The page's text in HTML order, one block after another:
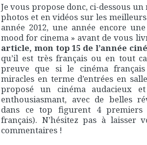
Je vous propose donc, ci-dessous
photos et en vidéos sur les
année 2012, une année encore
mood for cinema » avant de vous
article, mon top 15 de l’année
qu’il est très français ou en tout
preuve que si le cinéma
miracles en terme d’entrées en
proposé un cinéma audacieux
enthousiasmant, avec de belles
dans ce top figurent 4
français). N’hésitez pas à laisser
commentaires !